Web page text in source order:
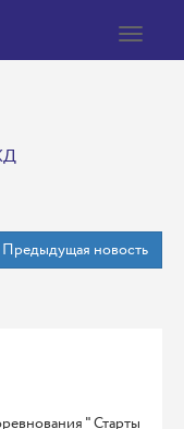
Toggle
Предыдущая новость
" Старты